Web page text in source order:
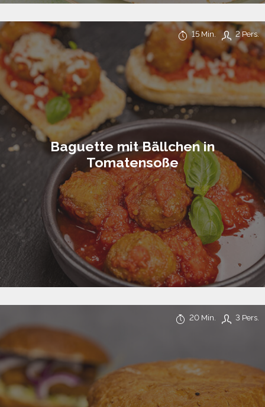
Baguette mit Bällchen in
Tomatensoße
15 Min. 2 Pers.
20 Min. 3 Pers.